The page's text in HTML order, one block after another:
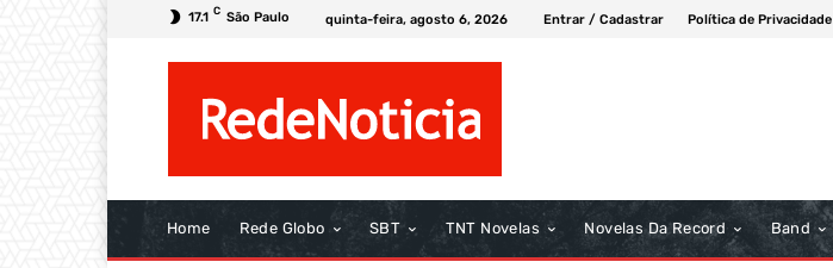
17.1 C São Paulo quinta-feira, agosto 6, 2026 Entrar / Cadastrar Política de Privacidade
Home Rede Globo SBT TNT Novelas Novelas Da Record Band